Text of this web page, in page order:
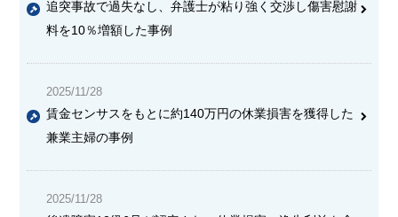
追突事故で過失なし、弁護士が粘り強く交渉し傷害慰謝
料を10％増額した事例
2025/11/28
賃金センサスをもとに約140万円の休業損害を獲得した
兼業主婦の事例
2025/11/28